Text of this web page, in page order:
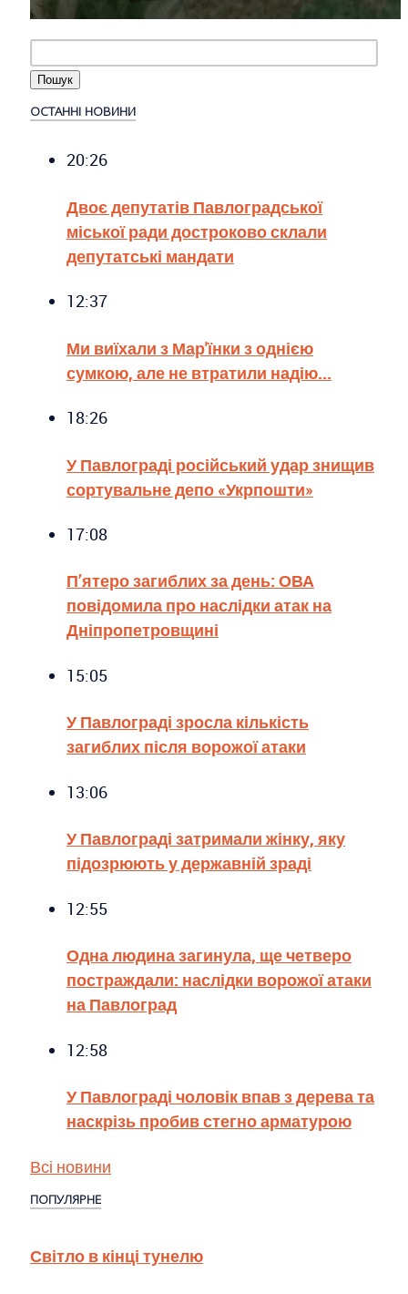
ОСТАННІ НОВИНИ
20:26
Двоє депутатів Павлоградської
міської ради достроково склали
депутатські мандати
12:37
Ми виїхали з Мар'їнки з однією
сумкою, але не втратили надію...
18:26
У Павлограді російський удар знищив
сортувальне депо «Укрпошти»
17:08
П’ятеро загиблих за день: ОВА
повідомила про наслідки атак на
Дніпропетровщині
15:05
У Павлограді зросла кількість
загиблих після ворожої атаки
13:06
У Павлограді затримали жінку, яку
підозрюють у державній зраді
12:55
Одна людина загинула, ще четверо
постраждали: наслідки ворожої атаки
на Павлоград
12:58
У Павлограді чоловік впав з дерева та
наскрізь пробив стегно арматурою
Всі новини
ПОПУЛЯРНЕ
Світло в кінці тунелю